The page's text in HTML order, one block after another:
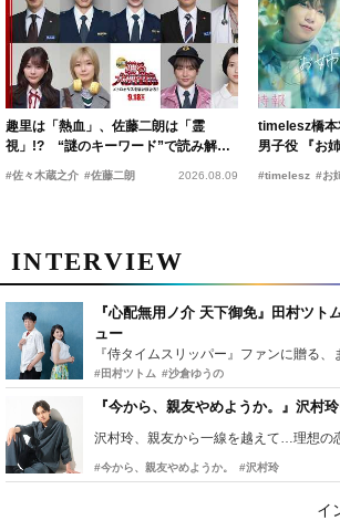
趣里は「熱血」、佐藤二朗は「霊
視」!? “謎のキーワード”で読み解く
『踊る大捜査線 N.E.W.』新メンバー
#佐々木蔵之介 #佐藤二朗 2026.08.09
timelesz橋本
男子役 『お
恋の幕開けを
#timelesz #お
INTERVIEW
『心配無用ノ介 天下御免』田村ツト
ュー
#田村ツトム #沙倉ゆうの
『今から、親友やめようか。』沢村
沢村玲、親友から一線を越えて…理想の
#今から、親友やめようか。 #沢村玲
イ